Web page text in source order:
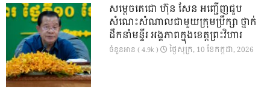
សម្តេចតេជោ ហ៊ុន សែន អញ្ជើញជួប
សំណេះសំណាលជាមួយក្រុមប្រឹក្សា ថ្នាក់
ដឹកនាំមន្ទីរ អង្គភាពក្នុងខេត្តព្រះវិហារ
ចំនួនអាន ( 4.9k ) ថ្ងៃ​សុក្រ, 10 ខែ​កក្កដា, 2026